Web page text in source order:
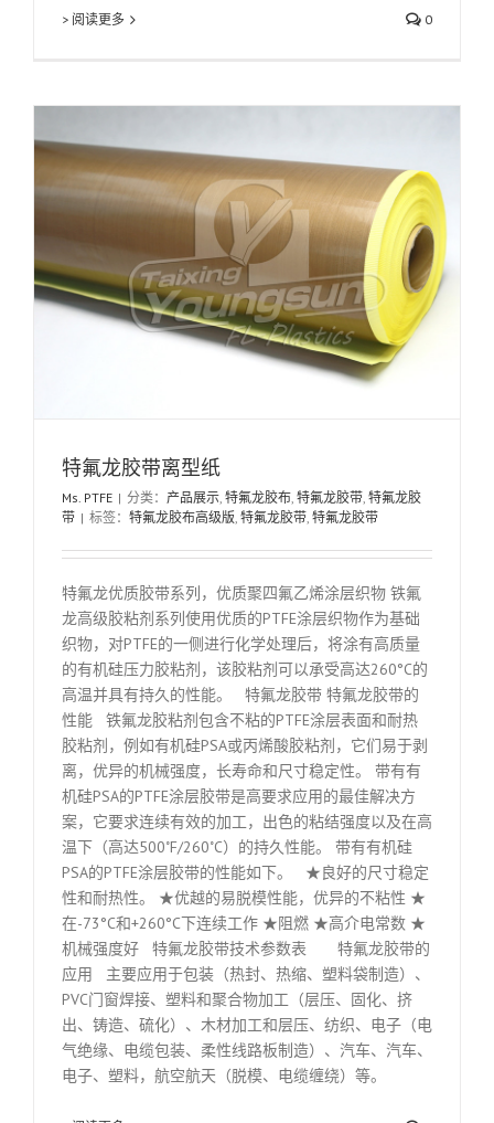
> 阅读更多 0
特氟龙胶带离型纸
Ms. PTFE | 分类： 产品展示, 特氟龙胶布, 特氟龙胶带, 特氟龙胶
带 | 标签： 特氟龙胶布高级版, 特氟龙胶带, 特氟龙胶带
特氟龙优质胶带系列，优质聚四氟乙烯涂层织物 铁氟
龙高级胶粘剂系列使用优质的PTFE涂层织物作为基础
织物，对PTFE的一侧进行化学处理后，将涂有高质量
的有机硅压力胶粘剂，该胶粘剂可以承受高达260°C的
高温并具有持久的性能。 特氟龙胶带 特氟龙胶带的
性能 铁氟龙胶粘剂包含不粘的PTFE涂层表面和耐热
胶粘剂，例如有机硅PSA或丙烯酸胶粘剂，它们易于剥
离，优异的机械强度，长寿命和尺寸稳定性。 带有有
机硅PSA的PTFE涂层胶带是高要求应用的最佳解决方
案，它要求连续有效的加工，出色的粘结强度以及在高
温下（高达500˚F/260˚C）的持久性能。 带有有机硅
PSA的PTFE涂层胶带的性能如下。 ★良好的尺寸稳定
性和耐热性。 ★优越的易脱模性能，优异的不粘性 ★
在-73°C和+260°C下连续工作 ★阻燃 ★高介电常数 ★
机械强度好 特氟龙胶带技术参数表 特氟龙胶带的
应用 主要应用于包装（热封、热缩、塑料袋制造）、
PVC门窗焊接、塑料和聚合物加工（层压、固化、挤
出、铸造、硫化）、木材加工和层压、纺织、电子（电
气绝缘、电缆包装、柔性线路板制造）、汽车、汽车、
电子、塑料，航空航天（脱模、电缆缠绕）等。